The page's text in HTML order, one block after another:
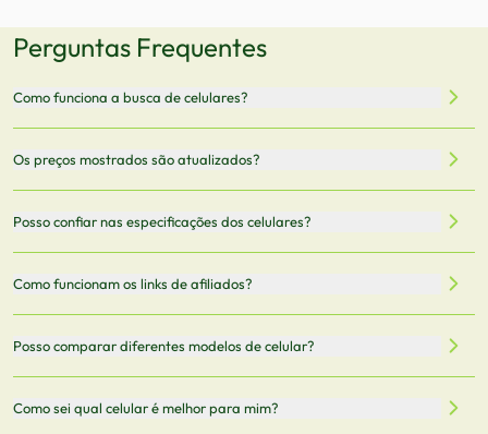
Perguntas Frequentes
Como funciona a busca de celulares?
armazenamento, memória RAM, bateria e conectividade
5G.
Os preços mostrados são atualizados?
vendedor antes de finalizar sua compra.
Posso confiar nas especificações dos celulares?
informações mais recentes de cada modelo.
Como funcionam os links de afiliados?
comissão sem custo adicional para você.
Posso comparar diferentes modelos de celular?
Sim! Você pode selecionar até 3 celulares para comparar
Como sei qual celular é melhor para mim?